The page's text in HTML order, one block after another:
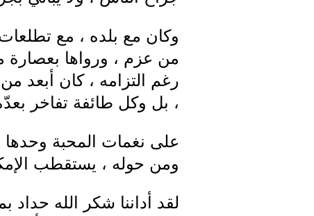
وكان مع بلده ، مع
من عزم ، ورواها بعصارة
رغم التزامه ، كان أبعد
، بل وكل طائفة تفاخر
على نغمات المحبة
ومن حوله ، يستقطب
لقد أداننا شكر الله حداد